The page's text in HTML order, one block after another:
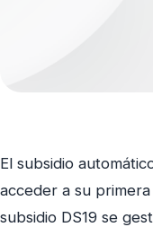
El subsidio
acceder a su
subsidio DS19 se